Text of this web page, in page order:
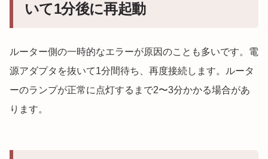
いて1分後に再起動
ルーター側の一時的なエラーが原因のことも多いです。電
源アダプタを抜いて1分間待ち、再度接続します。ルータ
ーのランプが正常に点灯するまで2〜3分かかる場合があ
ります。